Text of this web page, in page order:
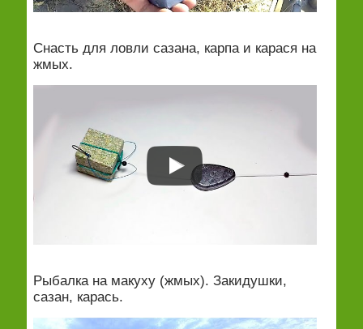
Снасть для ловли сазана, карпа и карася на
жмых.
Рыбалка на макуху (жмых). Закидушки,
сазан, карась.